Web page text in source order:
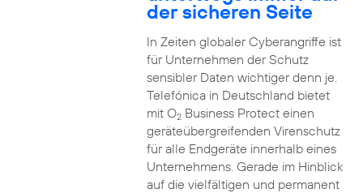
der sicheren Seite
In Zeiten globaler Cyberangriffe ist
für Unternehmen der Schutz
sensibler Daten wichtiger denn je.
Telefónica in Deutschland bietet
mit O2Business Protect einen
geräteübergreifenden Virenschutz
für alle Endgeräte innerhalb eines
Unternehmens. Gerade im Hinblick
auf die vielfältigen und permanent